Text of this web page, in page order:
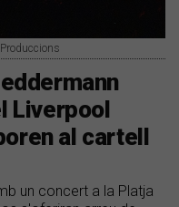
Liverpool
al cartell
un concert a la Platja